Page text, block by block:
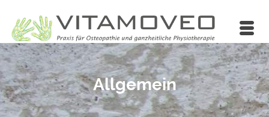
Allgemein